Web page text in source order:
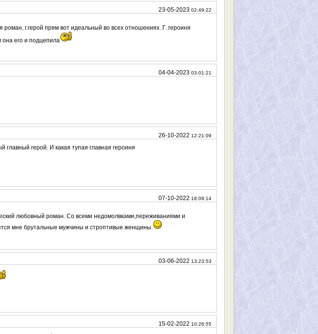
23-05-2023 02:49:22
роман, г.герой прям вот идеальный во всех отношениях. Г. героиня
она его и подцепила
04-04-2023 03:01:21
26-10-2022 12:21:09
главный герой. И какая тупая главная героиня
07-10-2022 18:09:14
любовный роман. Со всеми недомолвками,переживаниями и
мне брутальные мужчины и строптивые женщины.
03-06-2022 13:23:53
15-02-2022 10:26:55